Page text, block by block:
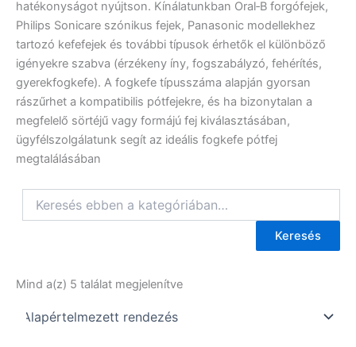
hatékonyságot nyújtson. Kínálatunkban Oral‑B forgófejek,
Philips Sonicare szónikus fejek, Panasonic modellekhez
tartozó kefefejek és további típusok érhetők el különböző
igényekre szabva (érzékeny íny, fogszabályzó, fehérítés,
gyerekfogkefe). A fogkefe típusszáma alapján gyorsan
rászűrhet a kompatibilis pótfejekre, és ha bizonytalan a
megfelelő sörtéjű vagy formájú fej kiválasztásában,
ügyfélszolgálatunk segít az ideális fogkefe pótfej
megtalálásában
Keresés
Mind a(z) 5 találat megjelenítve